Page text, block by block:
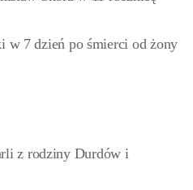
w 7 dzień po śmierci od żony
z rodziny Durdów i